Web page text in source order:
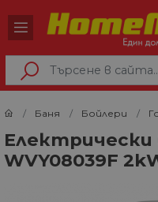
Баня Бойлери
Електрически
WVY08039F